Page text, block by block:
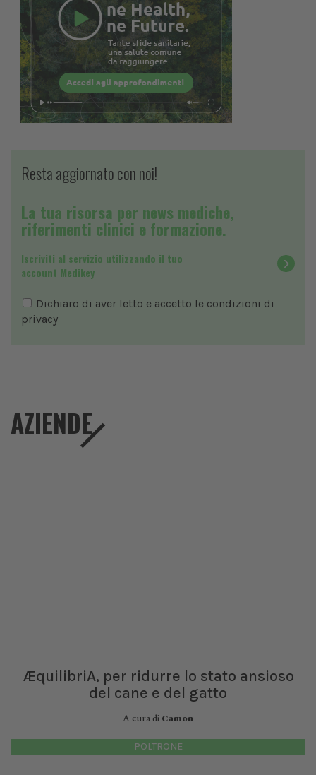
Resta aggiornato con noi!
La tua risorsa per news mediche,
riferimenti clinici e formazione.
Iscriviti al servizio utilizzando il tuo
account Medikey
Dichiaro di aver letto e accetto le condizioni di
privacy
AZIENDE
ÆquilibriA, per ridurre lo stato ansioso
del cane e del gatto
A cura di Camon
POLTRONE